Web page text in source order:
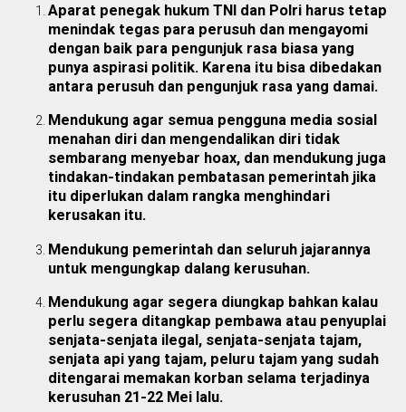
Aparat penegak hukum TNI dan Polri harus tetap
menindak tegas para perusuh dan mengayomi
dengan baik para pengunjuk rasa biasa yang
punya aspirasi politik. Karena itu bisa dibedakan
antara perusuh dan pengunjuk rasa yang damai.
Mendukung agar semua pengguna media sosial
menahan diri dan mengendalikan diri tidak
sembarang menyebar hoax, dan mendukung juga
tindakan-tindakan pembatasan pemerintah jika
itu diperlukan dalam rangka menghindari
kerusakan itu.
Mendukung pemerintah dan seluruh jajarannya
untuk mengungkap dalang kerusuhan.
Mendukung agar segera diungkap bahkan kalau
perlu segera ditangkap pembawa atau penyuplai
senjata-senjata ilegal, senjata-senjata tajam,
senjata api yang tajam, peluru tajam yang sudah
ditengarai memakan korban selama terjadinya
kerusuhan 21-22 Mei lalu.